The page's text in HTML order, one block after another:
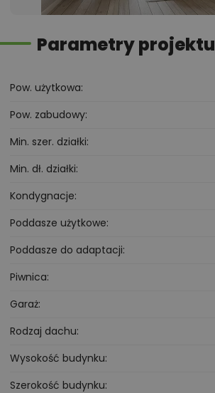
Parametry projektu
Pow. użytkowa
Pow. zabudowy
Min. szer. działki
Min. dł. działki
Kondygnacje
Poddasze użytkowe
Poddasze do adaptacji
Piwnica
Garaż
Rodzaj dachu
Wysokość budynku
Szerokość budynku